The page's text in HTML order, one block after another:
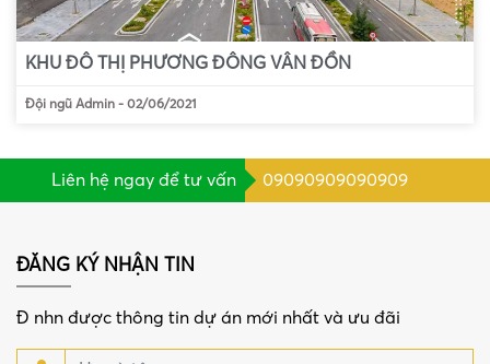
KHU ĐÔ THỊ PHƯƠNG ĐÔNG VÂN ĐỒN
Đội ngũ Admin - 02/06/2021
Liên hệ ngay để tư vấn 09090909090909
ĐĂNG KÝ NHẬN TIN
Đ nhn được thông tin dự án mới nhất và ưu đãi